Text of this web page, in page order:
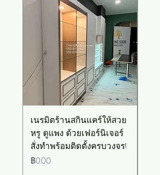
เนรมิตร้านสกินแคร์ให้สวย
หรู ดูแพง ด้วยเฟอร์นิเจอร์
สั่งทำพร้อมติดตั้งครบวงจร!
ราคา
฿0.00